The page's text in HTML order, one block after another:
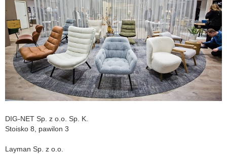
DIG-NET Sp. z o.o. Sp. K.
Stoisko 8, pawilon 3
Layman Sp. z o.o.